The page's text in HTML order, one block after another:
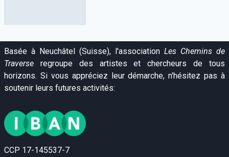
Basée à Neuchâtel (Suisse), l'association Les Chemins de
Traverse regroupe des artistes et chercheurs de tous
horizons. Si vous appréciez leur démarche, n'hésitez pas à
soutenir leurs futures activités:
CCP 17-145537-7